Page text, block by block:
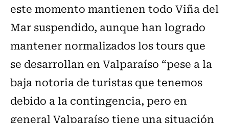
este momento mantienen todo Viña del
Mar suspendido, aunque han logrado
mantener normalizados los tours que
se desarrollan en Valparaíso “pese a la
baja notoria de turistas que tenemos
debido a la contingencia, pero en
general Valparaíso tiene una situación